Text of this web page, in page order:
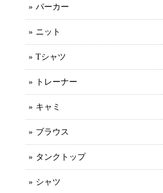
パーカー
ニット
Tシャツ
トレーナー
キャミ
ブラウス
タンクトップ
シャツ